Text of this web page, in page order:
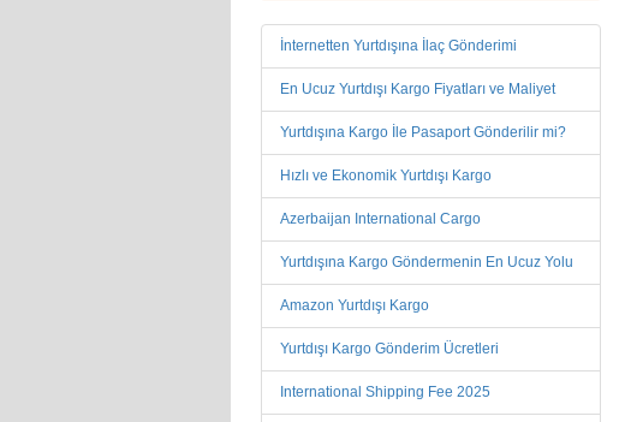
İnternetten Yurtdışına İlaç Gönderimi
En Ucuz Yurtdışı Kargo Fiyatları ve Maliyet
Yurtdışına Kargo İle Pasaport Gönderilir mi?
Hızlı ve Ekonomik Yurtdışı Kargo
Azerbaijan International Cargo
Yurtdışına Kargo Göndermenin En Ucuz Yolu
Amazon Yurtdışı Kargo
Yurtdışı Kargo Gönderim Ücretleri
International Shipping Fee 2025